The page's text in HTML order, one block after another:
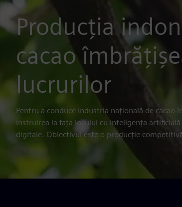
Producția
cacao
lucrurilor
Pentru a conduce industria națională de cacao
instruirea la fața locului cu inteligența
digitale. Obiectivul este o producție